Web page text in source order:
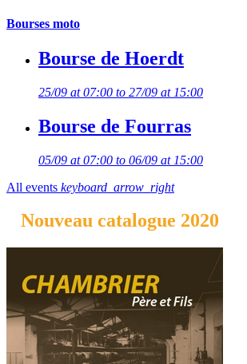
Bourses moto
Bourse de Hoerdt
25/09 at 07:00 to 27/09 at 15:00
Bourse de Fourras
05/09 at 07:00 to 06/09 at 15:00
All events keyboard_arrow_right
Nouveau catalogue 2020